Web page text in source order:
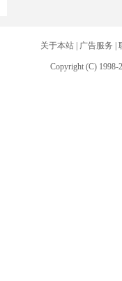
关于本站| 广告服务
Copyright (C) 1998-